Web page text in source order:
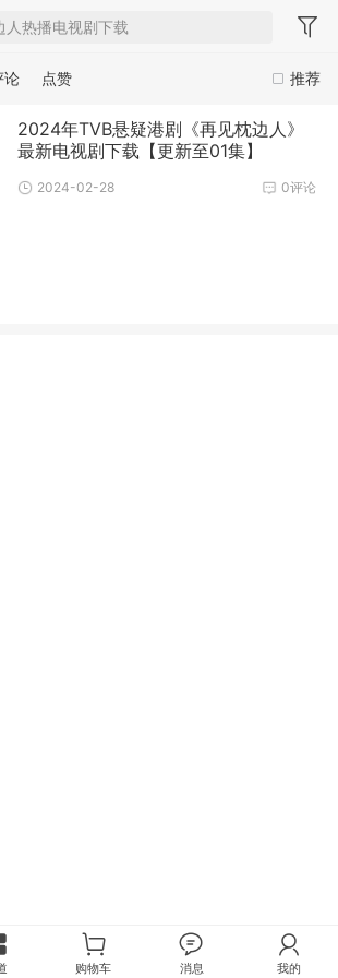
推荐
论 点赞
2024年TVB悬疑港剧《再见枕边人》
最新电视剧下载【更新至01集】
0评论
2024-02-28
购物车 消息 我的